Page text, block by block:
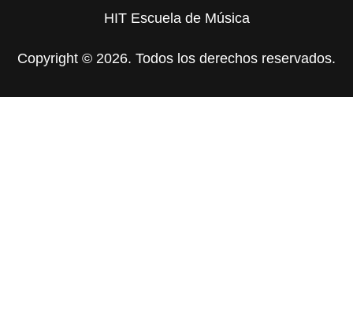
HIT Escuela de Música
Copyright © 2026. Todos los derechos reservados.